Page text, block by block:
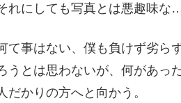
れにしても写真とは悪趣味な…
て事はない、僕も負けず劣ら
うとは思わないが、何があっ
だかりの方へと向かう。